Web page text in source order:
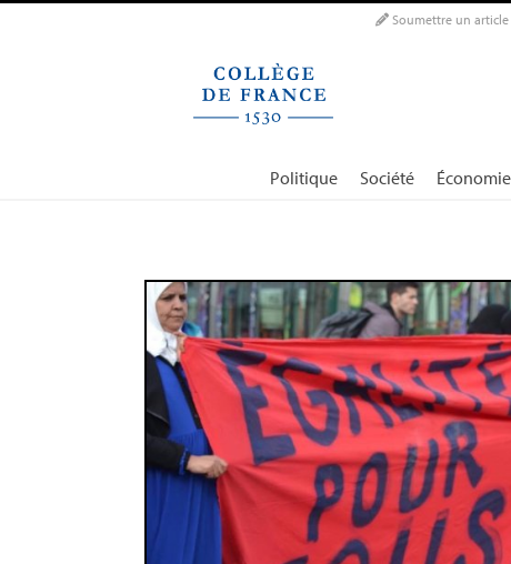
Soumettre un article
Politique Société Économie